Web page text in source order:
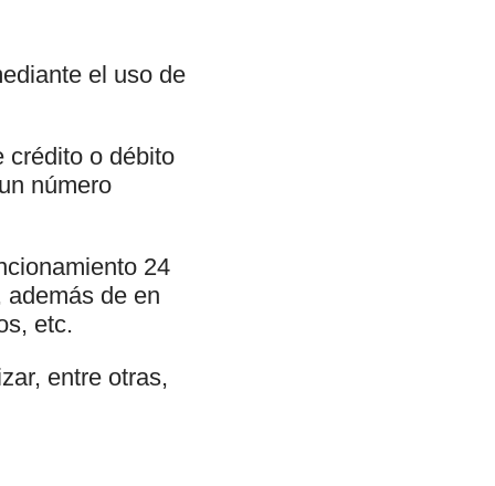
el uso de
crédito o débito
número
24
de en
etc.
entre otras,